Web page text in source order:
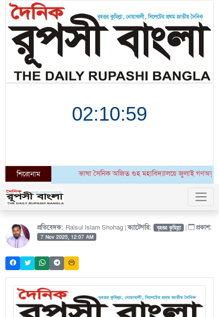
শিরোনাম ভাষা সৈনিক অজিত গুহ মহাবিদ্যালয়ে জুলাই গণঅভ্যুত্থান
প্রতিবেদক: Raisul Islam Shohag |ক্যাটেগরি: বৃহত্তর কুমিল্লা | প্রকাশ:
7 Nov 2025, 12:07 AM